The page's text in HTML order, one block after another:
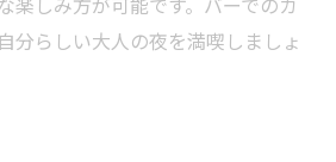
分らしい大人の夜を満喫しましょ